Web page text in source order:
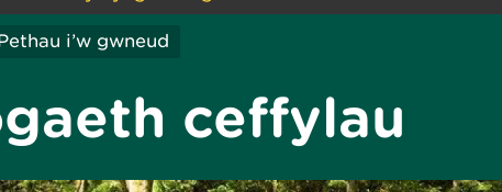
i’w gwneud
ceffylau